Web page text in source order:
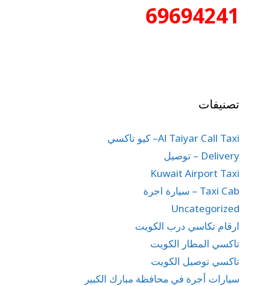
69694241
تصنيفات
Al Taiyar Call Taxi– كيو تاكسي
Delivery – توصيل
Kuwait Airport Taxi
Taxi Cab – سيارة اجرة
Uncategorized
ارقام تكاسي درب الكويت
تاكسي المطار الكويت
تاكسي توصيل الكويت
سيارات أجرة في محافظة مبارك الكبير